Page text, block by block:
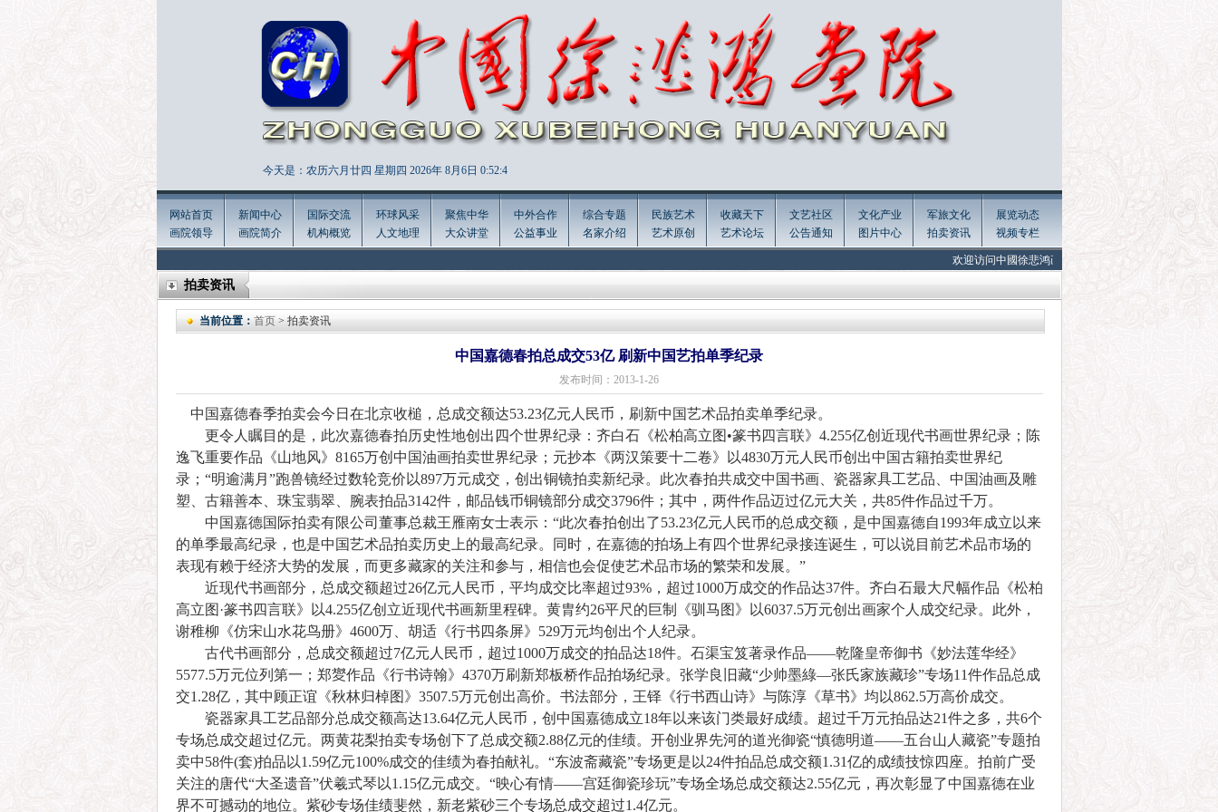
今天是：农历六月廿四 星期四 2026年 8月6日 0:52:5
网站首页
画院领导
新闻中心
画院简介
国际交流
机构概览
环球风采
人文地理
聚焦中华
大众讲堂
中外合作
公益事业
综合专题
名家介绍
民族艺术
艺术原创
收藏天下
艺术论坛
文艺社区
公告通知
文化产业
图片中心
军旅文化
拍卖资讯
展览动态
视频专栏
欢迎访问中國徐悲鸿画院官方网站 Welcome to the official
拍卖资讯
当前位置： 首页> 拍卖资讯
中国嘉德春拍总成交53亿 刷新中国艺拍单季纪录
发布时间：2013-1-26
中国嘉德春季拍卖会今日在北京收槌，总成交额达53.23亿元人民币，刷新中国艺术品拍卖单季纪录。
更令人瞩目的是，此次嘉德春拍历史性地创出四个世界纪录：齐白石《松柏高立图•篆书四言联》4.255亿创近现代书画世界纪录；陈
逸飞重要作品《山地风》8165万创中国油画拍卖世界纪录；元抄本《两汉策要十二卷》以4830万元人民币创出中国古籍拍卖世界纪
录；“明逾满月”跑兽镜经过数轮竞价以897万元成交，创出铜镜拍卖新纪录。此次春拍共成交中国书画、瓷器家具工艺品、中国油画及雕
塑、古籍善本、珠宝翡翠、腕表拍品3142件，邮品钱币铜镜部分成交3796件；其中，两件作品迈过亿元大关，共85件作品过千万。
中国嘉德国际拍卖有限公司董事总裁王雁南女士表示：“此次春拍创出了53.23亿元人民币的总成交额，是中国嘉德自1993年成立以来
的单季最高纪录，也是中国艺术品拍卖历史上的最高纪录。同时，在嘉德的拍场上有四个世界纪录接连诞生，可以说目前艺术品市场的
表现有赖于经济大势的发展，而更多藏家的关注和参与，相信也会促使艺术品市场的繁荣和发展。”
近现代书画部分，总成交额超过26亿元人民币，平均成交比率超过93%，超过1000万成交的作品达37件。齐白石最大尺幅作品《松柏
高立图·篆书四言联》以4.255亿创立近现代书画新里程碑。黄胄约26平尺的巨制《驯马图》以6037.5万元创出画家个人成交纪录。此外，
谢稚柳《仿宋山水花鸟册》4600万、胡适《行书四条屏》529万元均创出个人纪录。
古代书画部分，总成交额超过7亿元人民币，超过1000万成交的拍品达18件。石渠宝笈著录作品――乾隆皇帝御书《妙法莲华经》
5577.5万元位列第一；郑夑作品《行书诗翰》4370万刷新郑板桥作品拍场纪录。张学良旧藏“少帅墨綠—张氏家族藏珍”专场11件作品总成
交1.28亿，其中顾正谊《秋林归棹图》3507.5万元创出高价。书法部分，王铎《行书西山诗》与陈淳《草书》均以862.5万高价成交。
瓷器家具工艺品部分总成交额高达13.64亿元人民币，创中国嘉德成立18年以来该门类最好成绩。超过千万元拍品达21件之多，共6个
专场总成交超过亿元。两黄花梨拍卖专场创下了总成交额2.88亿元的佳绩。开创业界先河的道光御瓷“慎德明道——五台山人藏瓷”专题拍
卖中58件(套)拍品以1.59亿元100%成交的佳绩为春拍献礼。“东波斋藏瓷”专场更是以24件拍品总成交额1.31亿的成绩技惊四座。拍前广受
关注的唐代“大圣遗音”伏羲式琴以1.15亿元成交。“映心有情——宫廷御瓷珍玩”专场全场总成交额达2.55亿元，再次彰显了中国嘉德在业
界不可撼动的地位。紫砂专场佳绩斐然，新老紫砂三个专场总成交超过1.4亿元。